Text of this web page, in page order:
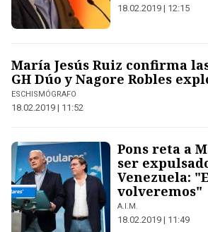
18.02.2019 | 12:15
María Jesús Ruiz confirma
GH Dúo y Nagore Robles
ESCHISMÓGRAFO
18.02.2019 | 11:52
Pons reta a
ser
Venezuela:
volveremos"
A.I.M.
18.02.2019 | 11:49